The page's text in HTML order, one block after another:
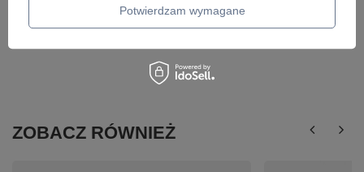
ZOBACZ RÓWNIEŻ
Potwierdzam wymagane